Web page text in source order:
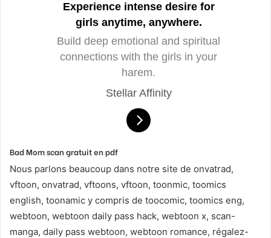
Experience intense desire for
girls anytime, anywhere.
Build deep emotional and spiritual
connections with the girls in your
harem.
Stellar Affinity
Bad Mom scan gratuit en pdf
Nous parlons beaucoup dans notre site de onvatrad,
vftoon, onvatrad, vftoons, vftoon, toonmic, toomics
english, toonamic y compris de toocomic, toomics eng,
webtoon, webtoon daily pass hack, webtoon x, scan-
manga, daily pass webtoon, webtoon romance, régalez-